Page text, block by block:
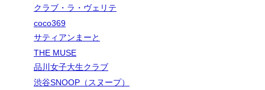
クラブ・ラ・ヴェリテ
coco369
サティアンまーと
THE MUSE
品川女子大生クラブ
渋谷SNOOP（スヌープ）